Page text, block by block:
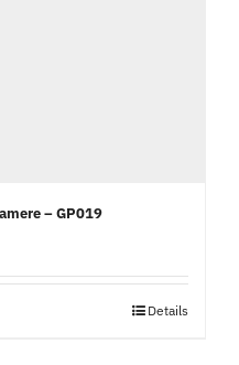
– GP019
Details